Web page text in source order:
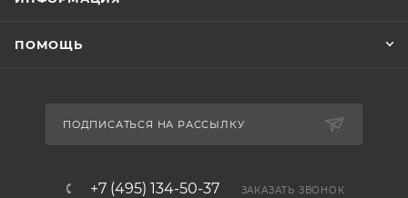
ПОМОЩЬ
ПОДПИСАТЬСЯ НА РАССЫЛКУ
+7 (495) 134-50-37 ЗАКАЗАТЬ ЗВОНОК